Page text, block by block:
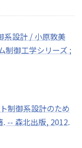
系設計 / 小原敦美
制御工学シリーズ ;
制御系設計のため
-- 森北出版, 2012.